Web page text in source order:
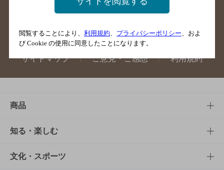
掲載店舗様ログイン
サイトマップ ご意見・ご感想 利用規約
商品
商品TOP
商品一覧
知る・楽しむ
知る・楽しむTOP
文化・スポーツ
閲覧することにより、 利用規約 プライバシーポリシー 、およ
び Cookie の使用に同意したことになります。